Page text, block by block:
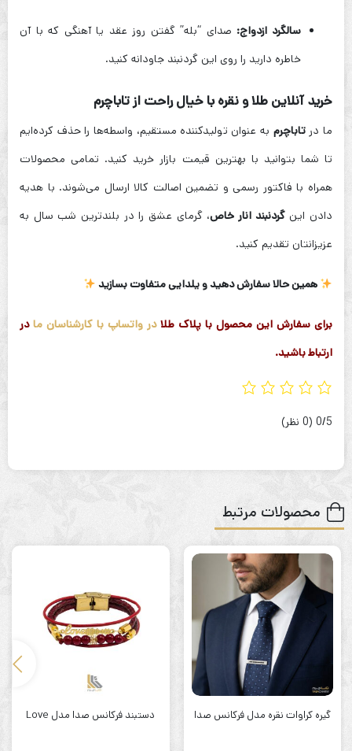
سالگرد ازدواج: صدای “بله” گفتن روز عقد یا آهنگی که با آن
خاطره دارید را روی این گردنبند جاودانه کنید.
خرید آنلاین طلا و نقرهبا خیال راحت ازتاباچرم
ما درتاباچرم به عنوان تولیدکننده مستقیم، واسطه‌ها را حذف کرده‌ایم
تا شما بتوانید با بهترین قیمت بازار خرید کنید. تمامی محصولات
همراه با فاکتور رسمی و تضمین اصالت کالا ارسال می‌شوند. با هدیه
دادن اینگردنبند انار خاص، گرمای عشق را در بلندترین شب سال به
عزیزانتان تقدیم کنید.
همین حالا سفارش دهید و یلدایی متفاوت بسازید
برای سفارش این محصول با پلاک طلادر واتساپ با کارشناسان ما در
ارتباط باشید.
‫0/5 ‫(0 نظر)
محصولات مرتبط
گیره کراوات نقره مدل فرکانس صدا دستبند فرکانس صدا مدل Love